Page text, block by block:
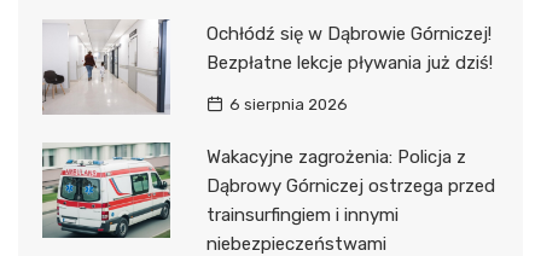
Ochłódź się w Dąbrowie Górniczej!
Bezpłatne lekcje pływania już dziś!
6 sierpnia 2026
Wakacyjne zagrożenia: Policja z
Dąbrowy Górniczej ostrzega przed
trainsurfingiem i innymi
niebezpieczeństwami